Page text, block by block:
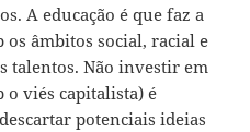
A educação é que faz a
âmbitos social, racial e
talentos. Não investir em
o viés capitalista) é
potenciais ideias